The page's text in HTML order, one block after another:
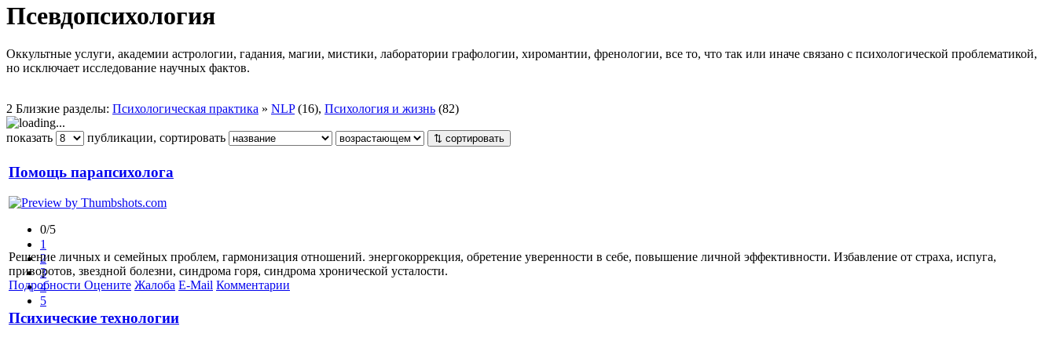
Псевдопсихология
Оккультные услуги, академии астрологии, гадания, магии, мистики, лаборатории графологии, хиромантии, френологии, все то, что так или иначе связано с психологической проблематикой,
но исключает исследование научных фактов.
2 Близкие разделы: Психологическая практика » NLP(16), Психология и жизнь (82)
+−
©OpenStreetMap
показать
публикации, сортировать ⇅ сортировать
Помощь парапсихолога
0/5
1
2
3
4
5
Решение личных и семейных проблем, гармонизация отношений. энергокоррекция, обретение уверенности в себе, повышение личной эффективности. Избавление от страха, испуга,
приворотов, звездной болезни, синдрома горя, синдрома хронической усталости.
Подробности Оцените Жалоба E-Mail Комментарии
Психические технологии